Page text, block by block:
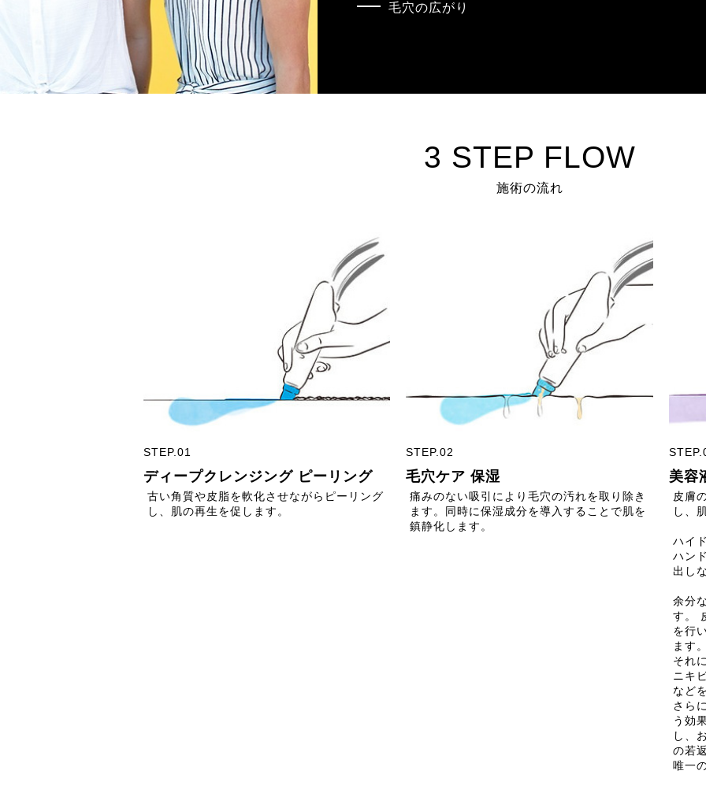
毛穴の広がり
3 STEP FLOW
施術の流れ
STEP.01
ディープクレンジング ピーリング
古い角質や皮脂を軟化させながらピーリング
し、肌の再生を促します。
STEP.02
毛穴ケア 保湿
痛みのない吸引により毛穴の汚れを取り除き
ます。同時に保湿成分を導入することで肌を
鎮静化します。
美容
皮膚
し、
ハイ
ハン
出し
余分
す。
を行
ます
それ
ニキ
など
さら
う効
し、
の若
唯一